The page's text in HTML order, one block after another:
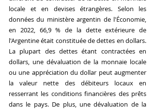
locale et en devises étrangères. Selon les
données du ministère argentin de l'Économie,
en 2022, 66,9 % de la dette extérieure de
l'Argentine était constituée de dettes en dollars.
La plupart des dettes étant contractées en
dollars, une dévaluation de la monnaie locale
ou une appréciation du dollar peut augmenter
la valeur nette des débiteurs locaux en
resserrant les conditions financières des prêts
dans le pays. De plus, une dévaluation de la